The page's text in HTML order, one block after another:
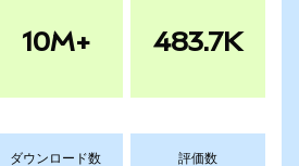
10M+ 483.7K
ダウンロード数 評価数